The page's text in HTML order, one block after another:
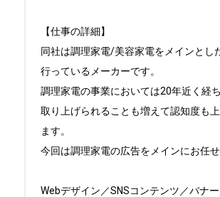
【仕事の詳細】
同社は調理家電/美容家電をメインとし
行っているメーカーです。
調理家電の事業においては20年近く経
取り上げられることも増えて認知度も
ます。
今回は調理家電の広告をメインにお任せ
Webデザイン／SNSコンテンツ／バナ